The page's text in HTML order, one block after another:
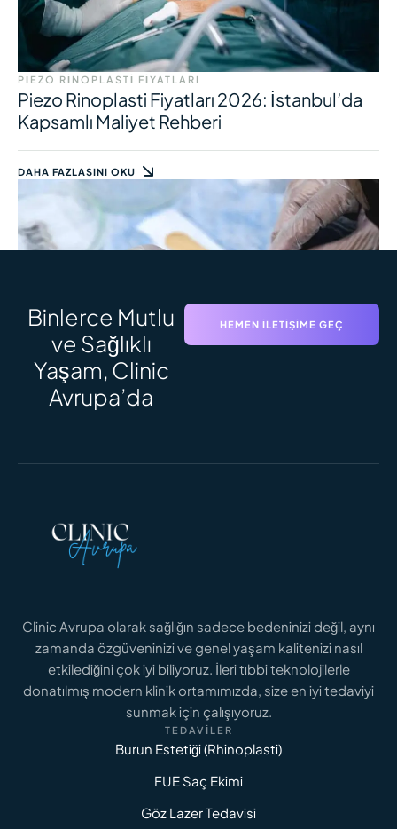
PIEZO RINOPLASTI FIYATLARI
Piezo Rinoplasti Fiyatları 2026: İstanbul’da
Kapsamlı Maliyet Rehberi
DAHA FAZLASINI OKU
SAÇ EKIMI SÜRECI
Saç Ekimi Süreci: Adım Adım Zaman
Çizelgesi ve Sonuçlar
GENITAL ESTETIK FIYATLARI
Genital Estetik Fiyatları 2026: İstanbul İçin
Maliyet Analizi
Binlerce Mutlu
ve Sağlıklı
Yaşam, Clinic
Avrupa’da
HEMEN İLETIŞIME GEÇ
Clinic Avrupa olarak sağlığın sadece bedeninizi değil, aynı
zamanda özgüveninizi ve genel yaşam kalitenizi nasıl
etkilediğini çok iyi biliyoruz. İleri tıbbi teknolojilerle
donatılmış modern klinik ortamımızda, size en iyi tedaviyi
sunmak için çalışıyoruz.
TEDAVILER
Burun Estetiği (Rhinoplasti)
FUE Saç Ekimi
Göz Lazer Tedavisi